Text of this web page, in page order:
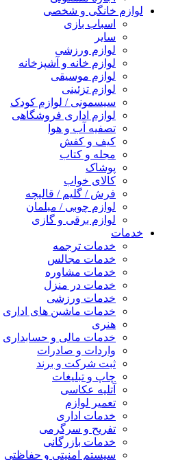
لوازم خانگی و شخصی
اسباب بازی
سایر
لوازم ورزشی
لوازم خانه و آشپزخانه
لوازم موسیقی
لوازم تزئینی
سیسمونی / لوازم کودک
لوازم اداری فروشگاهی
تصفیه آب و هوا
کیف و کفش
مجله و کتاب
پوشاک
کالای خواب
فرش / گلیم / قالیچه
لوازم چوبی / مبلمان
لوازم برقی و گازی
خدمات
خدمات ترجمه
خدمات مجالس
خدمات مشاوره
خدمات در منزل
خدمات ورزشی
خدمات ماشین های اداری
هنری
خدمات مالی و حسابداری
واردات و صادرات
ثبت شرکت و برند
چاپ و تبلیغات
آتلیه عکاسی
تعمیر لوازم
خدمات اداری
تفریح و سرگرمی
خدمات بازرگانی
سیستم امنیتی و حفاظتی